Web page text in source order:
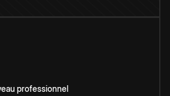
professionnel